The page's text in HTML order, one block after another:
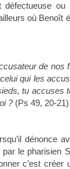
où
de nos
celui qui les
tu accuses
? (Ps 49, 20-21)
dénonce
le pharisien
c’est créer